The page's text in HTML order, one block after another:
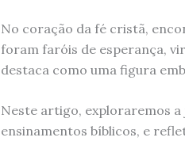
No coração da fé cristã,
foram faróis de esperança,
destaca como uma figura
Neste artigo, exploraremos
ensinamentos bíblicos, e